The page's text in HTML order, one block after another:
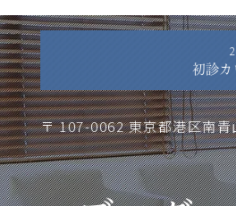
初診カ
〒 107-0062東京都港区南